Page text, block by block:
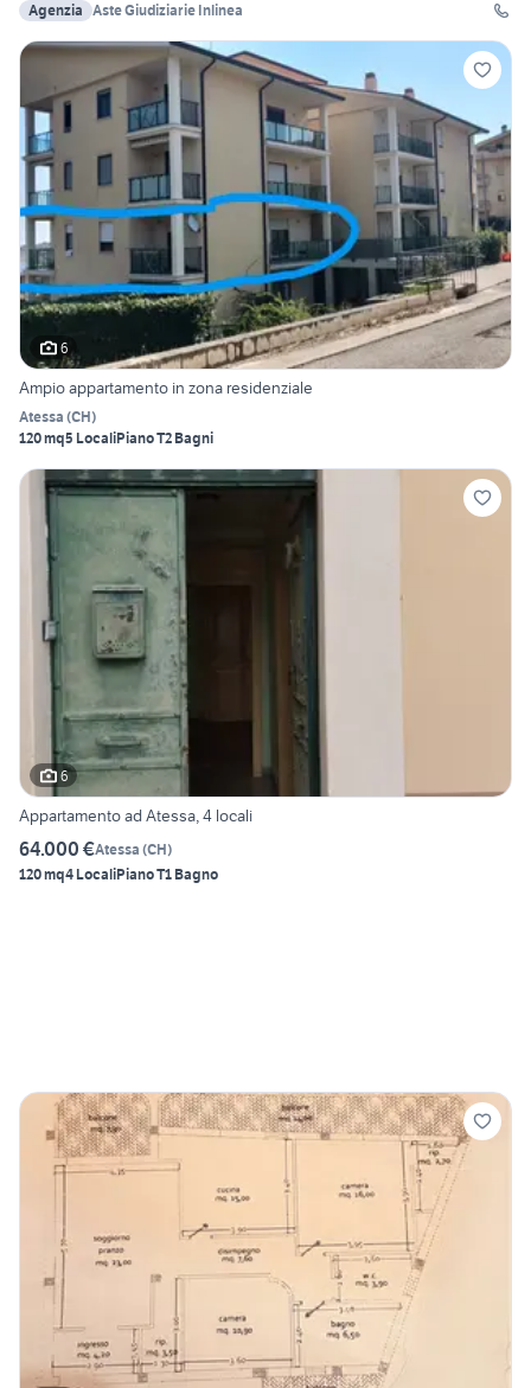
Agenzia Aste Giudiziarie Inlinea
6
Ampio appartamento in zona residenziale
Atessa (CH)
120 mq5 LocaliPiano T2 Bagni
6
Appartamento ad Atessa, 4 locali
64.000 €Atessa (CH)
120 mq4 LocaliPiano T1 Bagno